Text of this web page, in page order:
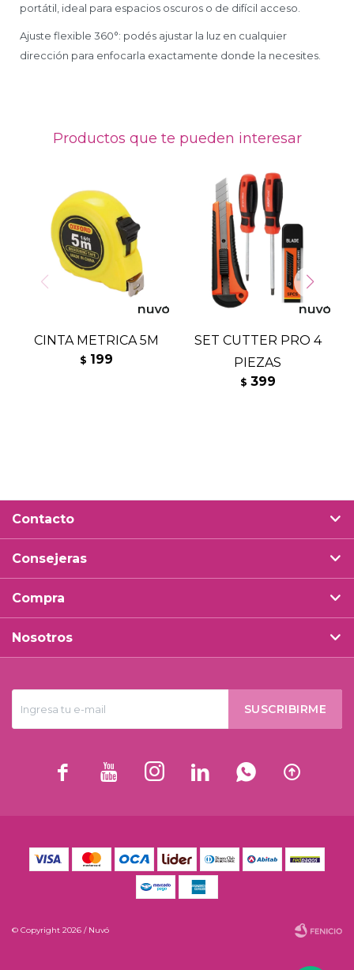
portátil, ideal para espacios oscuros o de difícil acceso.
Ajuste flexible 360°: podés ajustar la luz en cualquier
dirección para enfocarla exactamente donde la necesites.
Productos que te pueden interesar
CINTA METRICA 5M
$ 199
SET CUTTER PRO 4
PIEZAS
$ 399
SUSCRIBIRME
     
Contacto
Consejeras
Compra
Nosotros
© Copyright 2026 / Nuvó